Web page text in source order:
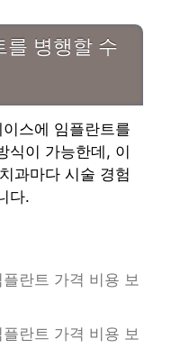
를 병행할 수
스에 임플란트를
식이 가능한데, 이
과마다 시술 경험
다.
란트 가격 비용 보
란트 가격 비용 보